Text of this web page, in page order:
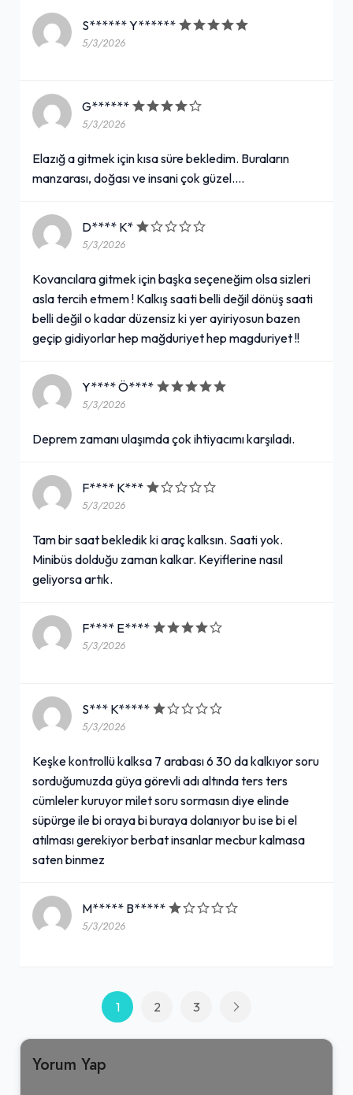
S****** Y******
5/3/2026
G******
5/3/2026
Elazığ a gitmek için kısa süre bekledim. Buraların
manzarası, doğası ve insani çok güzel....
D**** K*
5/3/2026
Kovancılara gitmek için başka seçeneğim olsa sizleri
asla tercih etmem ! Kalkış saati belli değil dönüş saati
belli değil o kadar düzensiz ki yer ayiriyosun bazen
geçip gidiyorlar hep mağduriyet hep magduriyet !!
Y**** Ö****
5/3/2026
Deprem zamanı ulaşımda çok ihtiyacımı karşıladı.
F**** K***
5/3/2026
Tam bir saat bekledik ki araç kalksın. Saati yok.
Minibüs dolduğu zaman kalkar. Keyiflerine nasıl
geliyorsa artık.
F**** E****
5/3/2026
S*** K*****
5/3/2026
Keşke kontrollü kalksa 7 arabası 6 30 da kalkıyor soru
sorduğumuzda güya görevli adı altında ters ters
cümleler kuruyor milet soru sormasın diye elinde
süpürge ile bi oraya bi buraya dolanıyor bu ise bi el
atılması gerekiyor berbat insanlar mecbur kalmasa
saten binmez
M***** B*****
5/3/2026
1 2 3
Yorum Yap